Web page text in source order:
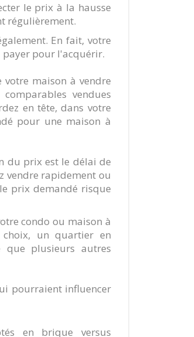
le prix à la hausse
régulièrement.
En fait, votre
payer pour l'acquérir.
maison à vendre
vendues
en tête, dans votre
pour une maison à
du prix est le délai de
vendre rapidement ou
prix demandé risque
condo ou maison à
un quartier en
que plusieurs autres
pourraient influencer
en brique versus